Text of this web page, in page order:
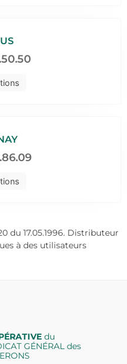
du 17.05.1996. Distributeur
à des utilisateurs
du
GÉNÉRAL des